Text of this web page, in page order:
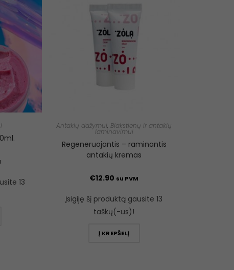
13
Antakių dažymui, Blakstienų ir antakių
laminavimui
Regeneruojantis – raminantis
antakių kremas
€12.90 su PVM
Įsigiję šį produktą gausite 13
taškų(-us)!
Į KREPŠELĮ